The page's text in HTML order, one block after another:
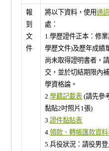
報
到
文
件
將以下資料，使用通
處：
1.學歷證件正本：修
學歷文件)及歷年成績
尚未取得證明書者，
交，並於切結期限內
學資格論。
2.學籍記載表 (請先參
黏貼2吋照片1張)
3.證件黏貼表
4.領款、轉帳匯款資
5.兵役狀況：請役男